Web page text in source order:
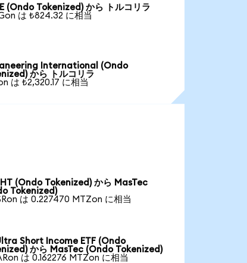
(Ondo Tokenized) から トルコリラ
は ₺824.32 に相当
International (Ondo
から トルコリラ
は ₺2,320.17 に相当
(Ondo Tokenized) から MasTec
Tokenized)
は 0.227470 MTZon に相当
Short Income ETF (Ondo
から MasTec (Ondo Tokenized)
は 0.162276 MTZon に相当